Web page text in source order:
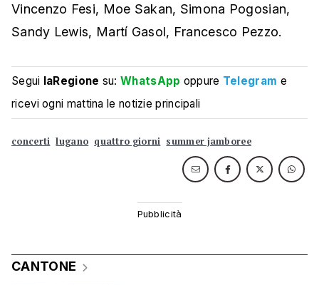
Vincenzo Fesi, Moe Sakan, Simona Pogosian,
Sandy Lewis, Martí Gasol, Francesco Pezzo.
Segui laRegione su:WhatsApp oppure Telegram e
ricevi ogni mattina le notizie principali
concerti lugano quattro giorni summer jamboree
CANTONE